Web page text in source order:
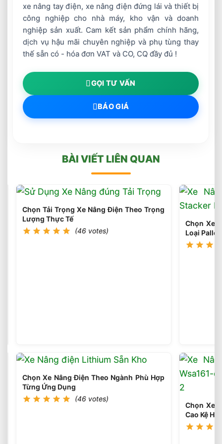
xe nâng tay điện, xe nâng điện đứng lái và thiết bị
công nghiệp cho nhà máy, kho vận và doanh
nghiệp sản xuất. Cam kết sản phẩm chính hãng,
dịch vụ hậu mãi chuyên nghiệp và phụ tùng thay
thế sẵn có - hóa đơn VAT và CO, CQ đầy đủ !
GỌI TƯ VẤN
BÁO GIÁ
BÀI VIẾT LIÊN QUAN
Chọn
Xe
Điện
Cần
Tránh
Chọn Tải Trọng Xe Nâng Điện Theo Trọng
Lượng Thực Tế
(46 votes)
Chọn Xe Nâng Điện Theo Ngành Phù Hợp
Từng Ứng Dụng
(46 votes)
Chọn Xe
Loại Pallet
Chọn Xe
Cao Kệ